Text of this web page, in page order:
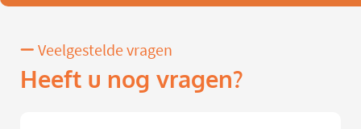
Veelgestelde vragen
Heeft u nog vragen?